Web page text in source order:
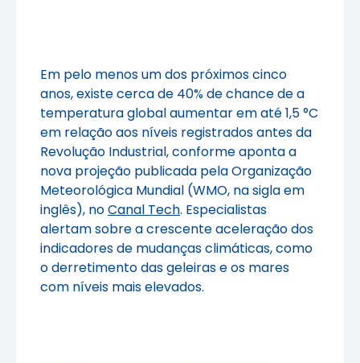
Em pelo menos um dos próximos cinco
anos, existe cerca de 40% de chance de a
temperatura global aumentar em até 1,5 °C
em relação aos níveis registrados antes da
Revolução Industrial, conforme aponta a
nova projeção publicada pela Organização
Meteorológica Mundial (WMO, na sigla em
inglês), noCanal Tech. Especialistas
alertam sobre a crescente aceleração dos
indicadores de mudanças climáticas, como
o derretimento das geleiras e os mares
com níveis mais elevados.